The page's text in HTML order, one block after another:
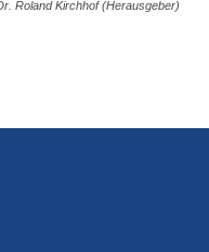
Roland Kirchhof (Herausgeber)